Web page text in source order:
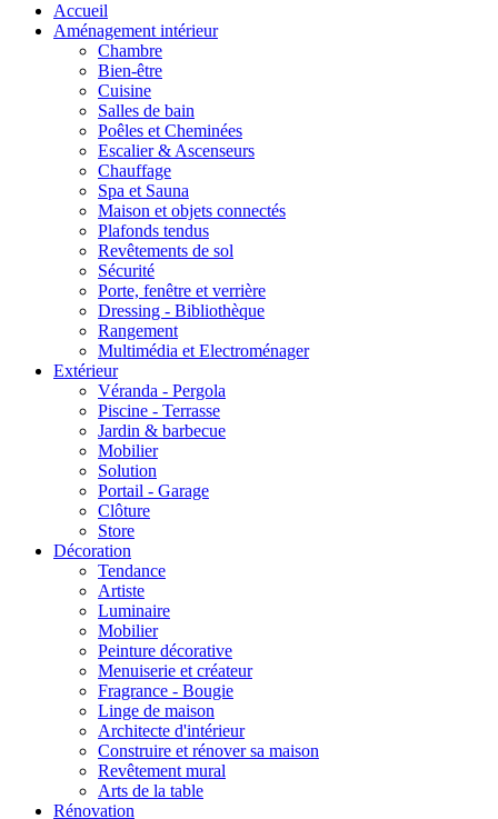
Accueil
Aménagement intérieur
Chambre
Bien-être
Cuisine
Salles de bain
Poêles et Cheminées
Escalier & Ascenseurs
Chauffage
Spa et Sauna
Maison et objets connectés
Plafonds tendus
Revêtements de sol
Sécurité
Porte, fenêtre et verrière
Dressing - Bibliothèque
Rangement
Multimédia et Electroménager
Extérieur
Véranda - Pergola
Piscine - Terrasse
Jardin & barbecue
Mobilier
Solution
Portail - Garage
Clôture
Store
Décoration
Tendance
Artiste
Luminaire
Mobilier
Peinture décorative
Menuiserie et créateur
Fragrance - Bougie
Linge de maison
Architecte d'intérieur
Construire et rénover sa maison
Revêtement mural
Arts de la table
Rénovation